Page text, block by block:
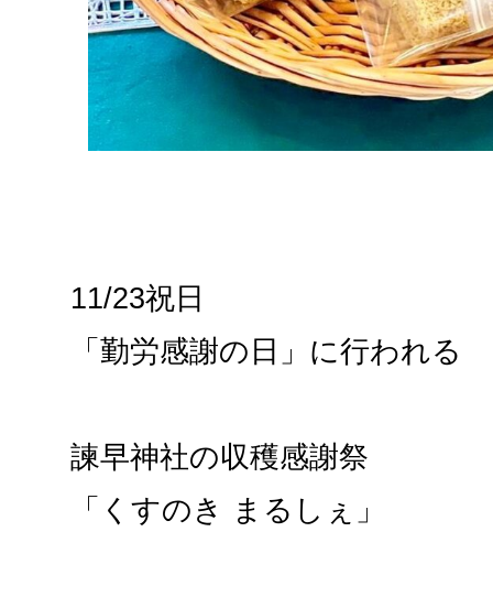
11/23祝日
「勤労感謝の日」に行われる
諫早神社の収穫感謝祭
「くすのき まるしぇ」